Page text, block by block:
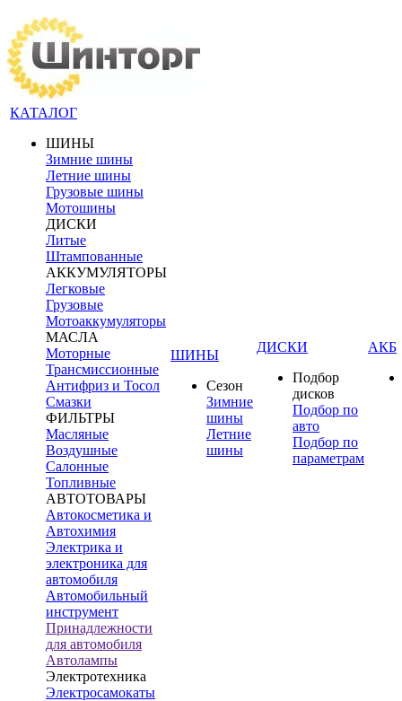
КАТАЛОГ
ШИНЫ
Зимние шины
Летние шины
Грузовые шины
Мотошины
ДИСКИ
Литые
Штампованные
АККУМУЛЯТОРЫ
Легковые
Грузовые
Мотоаккумуляторы
МАСЛА
Моторные
Трансмиссионные
Антифриз и Тосол
Смазки
ФИЛЬТРЫ
Масляные
Воздушные
Салонные
Топливные
АВТОТОВАРЫ
Автокосметика и
Автохимия
Электрика и
электроника для
автомобиля
Автомобильный
инструмент
Принадлежности
для автомобиля
Автолампы
Электротехника
Электросамокаты
ШИНЫ
Сезон
Зимние
шины
Летние
шины
ДИСКИ
Подбор
дисков
Подбор по
авто
Подбор по
параметрам
АКБ